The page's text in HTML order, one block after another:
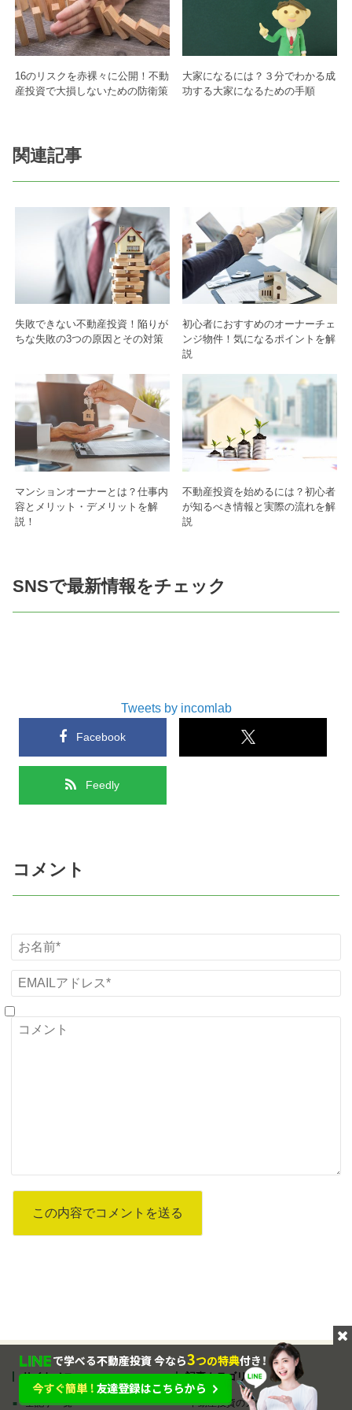
16のリスクを赤裸々に公開！不動
産投資で大損しないための防衛策
大家になるには？３分でわかる成
功する大家になるための手順
関連記事
失敗できない不動産投資！陥りが
ちな失敗の3つの原因とその対策
初心者におすすめのオーナーチェ
ンジ物件！気になるポイントを解
説
マンションオーナーとは？仕事内
容とメリット・デメリットを解
説！
不動産投資を始めるには？初心者
が知るべき情報と実際の流れを解
説
SNSで最新情報をチェック
Tweets by incomlab
Facebook
Feedly
コメント
サイトメニュー
全記事一覧
記事カテゴリ
不動産投資のノウハウ